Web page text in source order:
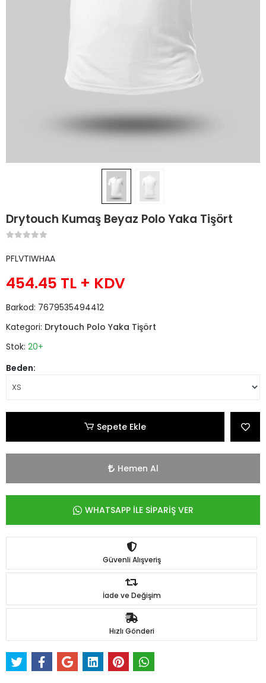
Drytouch Kumaş Beyaz Polo Yaka Tişört
PFLVTIWHAA
454.45 TL + KDV
Barkod: 7679535494412
Kategori: Drytouch Polo Yaka Tişört
Stok: 20+
Beden:
Sepete Ekle
Hemen Al
WHATSAPP İLE SİPARİŞ VER
Güvenli Alışveriş
İade ve Değişim
Hızlı Gönderi